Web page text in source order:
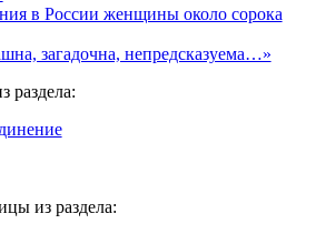
в России женщины около сорока
загадочна, непредсказуема…»
раздела:
из раздела: